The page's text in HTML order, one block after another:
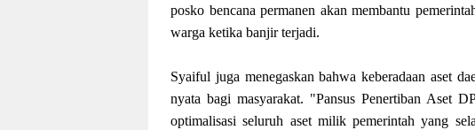
posko bencana permanen akan membantu
warga ketika banjir terjadi.
Syaiful juga menegaskan bahwa keberadaan aset
nyata bagi masyarakat. "Pansus Penertiban Aset
optimalisasi seluruh aset milik pemerintah yang